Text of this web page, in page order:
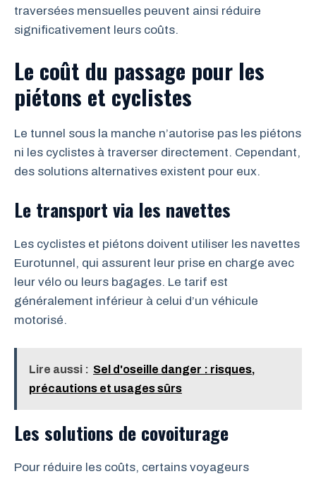
traversées mensuelles peuvent ainsi réduire
significativement leurs coûts.
Le coût du passage pour les
piétons et cyclistes
Le tunnel sous la manche n’autorise pas les piétons
ni les cyclistes à traverser directement. Cependant,
des solutions alternatives existent pour eux.
Le transport via les navettes
Les cyclistes et piétons doivent utiliser les navettes
Eurotunnel, qui assurent leur prise en charge avec
leur vélo ou leurs bagages. Le tarif est
généralement inférieur à celui d’un véhicule
motorisé.
Lire aussi : Sel d'oseille danger : risques,
précautions et usages sûrs
Les solutions de covoiturage
Pour réduire les coûts, certains voyageurs